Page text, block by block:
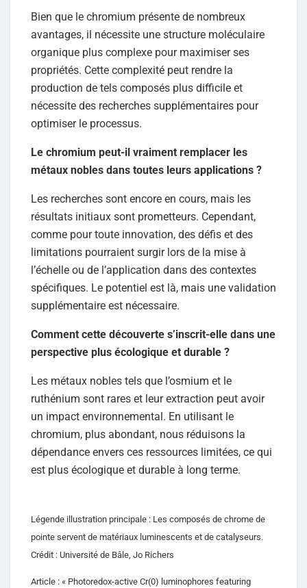
Bien que le chromium présente de nombreux
avantages, il nécessite une structure moléculaire
organique plus complexe pour maximiser ses
propriétés. Cette complexité peut rendre la
production de tels composés plus difficile et
nécessite des recherches supplémentaires pour
optimiser le processus.
Le chromium peut-il vraiment remplacer les
métaux nobles dans toutes leurs applications ?
Les recherches sont encore en cours, mais les
résultats initiaux sont prometteurs. Cependant,
comme pour toute innovation, des défis et des
limitations pourraient surgir lors de la mise à
l’échelle ou de l’application dans des contextes
spécifiques. Le potentiel est là, mais une validation
supplémentaire est nécessaire.
Comment cette découverte s’inscrit-elle dans une
perspective plus écologique et durable ?
Les métaux nobles tels que l’osmium et le
ruthénium sont rares et leur extraction peut avoir
un impact environnemental. En utilisant le
chromium, plus abondant, nous réduisons la
dépendance envers ces ressources limitées, ce qui
est plus écologique et durable à long terme.
Légende illustration principale : Les composés de chrome de
pointe servent de matériaux luminescents et de catalyseurs.
Crédit : Université de Bâle, Jo Richers
Article : « Photoredox-active Cr(0) luminophores featuring